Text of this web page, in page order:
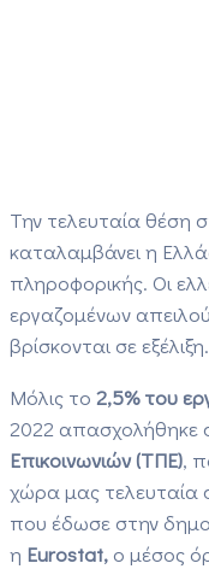
Την τελευταία θέση
καταλαμβάνει η
πληροφορικής. Οι
εργαζομένων
βρίσκονται σε εξέλιξη.
Μόλις το 2,5% του
2022 απασχολήθηκε
Επικοινωνιών (ΤΠΕ),
χώρα μας τελευταία
που έδωσε στην
η Eurostat, ο μέσος